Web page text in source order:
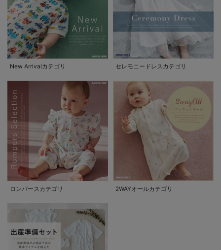
New Arrivalカテゴリ セレモニードレスカテゴリ
ロンパースカテゴリ 2WAYオールカテゴリ